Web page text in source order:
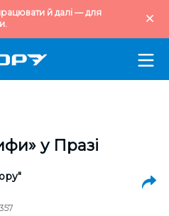
й далі — для
у Празі